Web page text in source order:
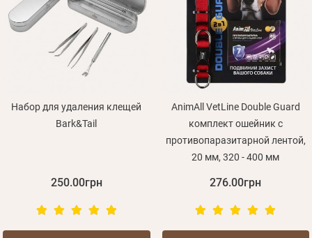
Оплата и доставка
Программа лояльности
Оптовым клиентам
Контакты
+380 (95) 095-00-05
Набор для удаления клещей
Bark&Tail
250.00грн
AnimAll VetLine Double Guard
комплект ошейник с
противопаразитарной лентой,
20 мм, 320 - 400 мм
276.00грн